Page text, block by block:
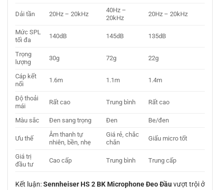
Dải tần 20Hz – 20kHz
40Hz –
20kHz
20Hz – 20kHz
Mức SPL
tối đa
140dB 145dB 135dB
Trọng
lượng
30g 72g 22g
Cáp kết
nối
1.6m 1.1m 1.4m
Độ thoải
mái
Rất cao Trung bình Rất cao
Màu sắc Đen sang trọng Đen Be/đen
Ưu thế
Âm thanh tự
nhiên, bền, nhẹ
Giá rẻ, chắc
chắn
Giấu micro tốt
Giá trị
đầu tư
Cao cấp Trung bình Trung cấp
Kết luận:Sennheiser HS 2 BK Microphone Đeo Đầu vượt trội ở